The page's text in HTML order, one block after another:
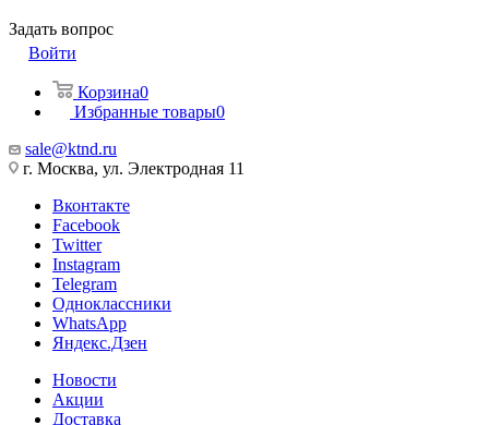
Задать вопрос
Войти
Корзина0
Избранные товары0
sale@ktnd.ru
г. Москва, ул. Электродная 11
Вконтакте
Facebook
Twitter
Instagram
Telegram
Одноклассники
WhatsApp
Яндекс.Дзен
Новости
Акции
Доставка